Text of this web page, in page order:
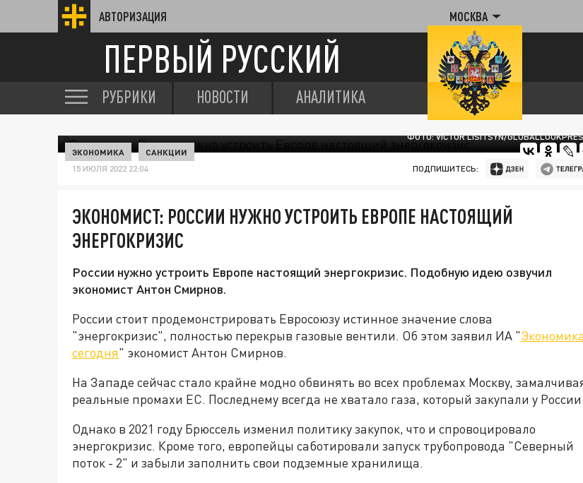
АВТОРИЗАЦИЯ МОСКВА
ПЕРВЫЙ РУССКИЙ
РУБРИКИ НОВОСТИ АНАЛИТИКА
ФОТО: VICTOR LISITSYN/
ЭКОНОМИКА САНКЦИИ
15 ИЮЛЯ 2022 22:04 ПОДПИШИТЕСЬ:
ЭКОНОМИСТ: РОССИИ НУЖНО УСТРОИТЬ ЕВРОПЕ НАСТОЯЩИЙ
ЭНЕРГОКРИЗИС
России нужно устроить Европе настоящий энергокризис. Подобную идею озвучил
экономист Антон Смирнов.
России стоит продемонстрировать Евросоюзу истинное значение слова
"энергокризис", полностью перекрыв газовые вентили. Об этом заявил ИА "Экономика
сегодня" экономист Антон Смирнов.
На Западе сейчас стало крайне модно обвинять во всех проблемах Москву,
реальные промахи ЕС. Последнему всегда не хватало газа, который закупали у России.
Однако в 2021 году Брюссель изменил политику закупок, что и спровоцировало
энергокризис. Кроме того, европейцы саботировали запуск трубопровода "Северный
поток - 2" и забыли заполнить свои подземные хранилища.